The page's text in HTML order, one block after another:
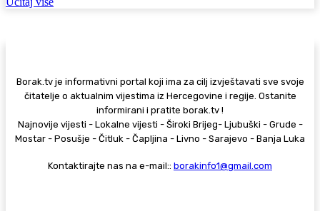
Borak.tv je informativni portal koji ima za cilj izvještavati sve svoje
čitatelje o aktualnim vijestima iz Hercegovine i regije. Ostanite
informirani i pratite borak.tv !
Najnovije vijesti - Lokalne vijesti - Široki Brijeg- Ljubuški - Grude -
Mostar - Posušje - Čitluk - Čapljina - Livno - Sarajevo - Banja Luka
Kontaktirajte nas na e-mail:: borakinfo1@gmail.com